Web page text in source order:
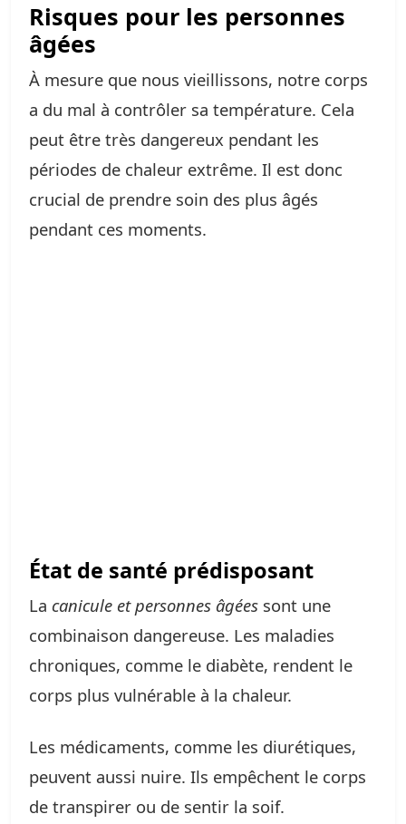
Risques pour les personnes
âgées
À mesure que nous vieillissons, notre corps
a du mal à contrôler sa température. Cela
peut être très dangereux pendant les
périodes de chaleur extrême. Il est donc
crucial de prendre soin des plus âgés
pendant ces moments.
État de santé prédisposant
La canicule et personnes âgées sont une
combinaison dangereuse. Les maladies
chroniques, comme le diabète, rendent le
corps plus vulnérable à la chaleur.
Les médicaments, comme les diurétiques,
peuvent aussi nuire. Ils empêchent le corps
de transpirer ou de sentir la soif.